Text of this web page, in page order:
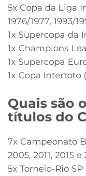
5x Copa da Liga
1976/1977, 1993/
1x Supercopa da
1x Champions
1x Supercopa
1x Copa Intertoto
Quais são
títulos do
7x Campeonato
2005, 2011, 2015 e
5x Torneio-Rio SP